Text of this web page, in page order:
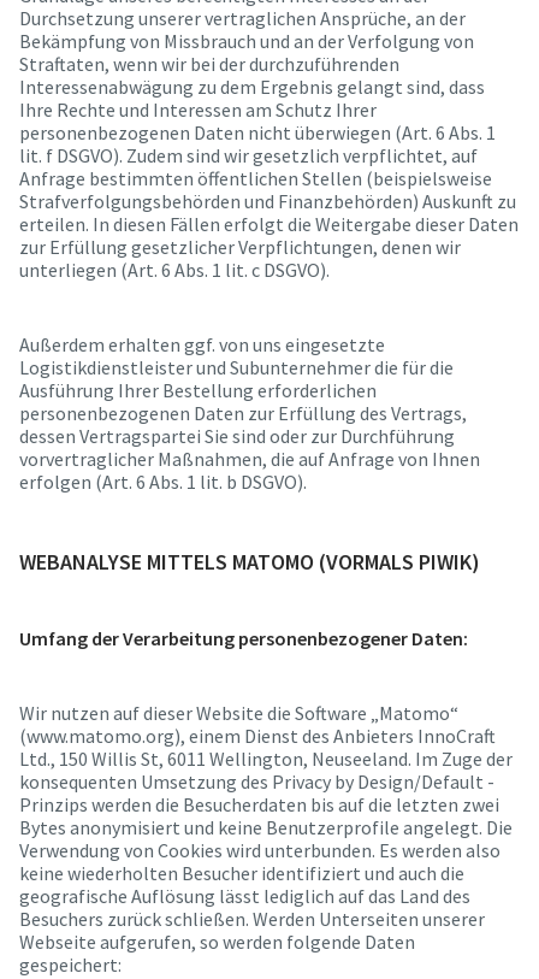
Durchsetzung unserer vertraglichen Ansprüche, an der
Bekämpfung von Missbrauch und an der Verfolgung von
Straftaten, wenn wir bei der durchzuführenden
Interessenabwägung zu dem Ergebnis gelangt sind, dass
Ihre Rechte und Interessen am Schutz Ihrer
personenbezogenen Daten nicht überwiegen (Art. 6 Abs. 1
lit. f DSGVO). Zudem sind wir gesetzlich verpflichtet, auf
Anfrage bestimmten öffentlichen Stellen (beispielsweise
Strafverfolgungsbehörden und Finanzbehörden) Auskunft zu
erteilen. In diesen Fällen erfolgt die Weitergabe dieser Daten
zur Erfüllung gesetzlicher Verpflichtungen, denen wir
unterliegen (Art. 6 Abs. 1 lit. c DSGVO).
Außerdem erhalten ggf. von uns eingesetzte
Logistikdienstleister und Subunternehmer die für die
Ausführung Ihrer Bestellung erforderlichen
personenbezogenen Daten zur Erfüllung des Vertrags,
dessen Vertragspartei Sie sind oder zur Durchführung
vorvertraglicher Maßnahmen, die auf Anfrage von Ihnen
erfolgen (Art. 6 Abs. 1 lit. b DSGVO).
WEBANALYSE MITTELS MATOMO (VORMALS PIWIK)
Umfang der Verarbeitung personenbezogener Daten:
Wir nutzen auf dieser Website die Software „Matomo“
(www.matomo.org), einem Dienst des Anbieters InnoCraft
Ltd., 150 Willis St, 6011 Wellington, Neuseeland. Im Zuge der
konsequenten Umsetzung des Privacy by Design/Default -
Prinzips werden die Besucherdaten bis auf die letzten zwei
Bytes anonymisiert und keine Benutzerprofile angelegt. Die
Verwendung von Cookies wird unterbunden. Es werden also
keine wiederholten Besucher identifiziert und auch die
geografische Auflösung lässt lediglich auf das Land des
Besuchers zurück schließen. Werden Unterseiten unserer
Webseite aufgerufen, so werden folgende Daten
gespeichert: